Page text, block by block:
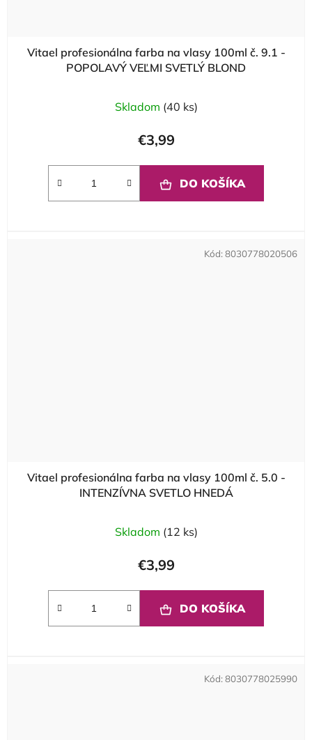
Vitael profesionálna farba na vlasy 100ml č. 9.1 -
POPOLAVÝ VEĽMI SVETLÝ BLOND
Skladom (40 ks)
€3,99
DO KOŠÍKA
Vitael profesionálna farba na vlasy 100ml č. 5.0 -
INTENZÍVNA SVETLO HNEDÁ
Skladom (12 ks)
€3,99
DO KOŠÍKA
Kód: 8030778020506
Kód: 8030778025990